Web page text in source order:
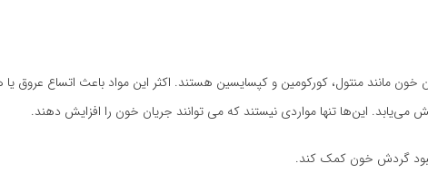
مانند منتول، کورکومین و کپسایسین هستند. اکثر این مواد باعث اتساع عروق
این‌ها تنها مواردی نیستند که می توانند جریان خون را افزایش دهند.
گردش خون کمک کند.